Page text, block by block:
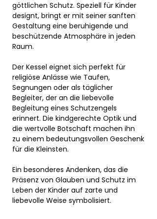
göttlichen Schutz. Speziell für Kinder
designt, bringt er mit seiner sanften
Gestaltung eine beruhigende und
beschützende Atmosphäre in jeden
Raum.
Der Kessel eignet sich perfekt für
religiöse Anlässe wie Taufen,
Segnungen oder als täglicher
Begleiter, der an die liebevolle
Begleitung eines Schutzengels
erinnert. Die kindgerechte Optik und
die wertvolle Botschaft machen ihn
zu einem bedeutungsvollen Geschenk
für die Kleinsten.
Ein besonderes Andenken, das die
Präsenz von Glauben und Schutz im
Leben der Kinder auf zarte und
liebevolle Weise symbolisiert.